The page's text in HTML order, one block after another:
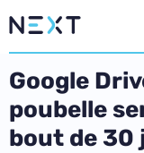
Google
poubelle
bout de 30